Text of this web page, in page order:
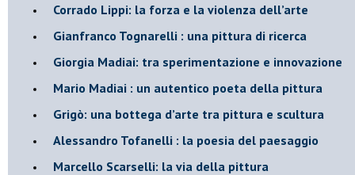
​Corrado Lippi: la forza e la violenza dell’arte
Gianfranco Tognarelli : una pittura di ricerca
Giorgia Madiai: tra sperimentazione e innovazione
Mario Madiai : un autentico poeta della pittura
Grigò: una bottega d’arte tra pittura e scultura
Alessandro Tofanelli : la poesia del paesaggio
​Marcello Scarselli: la via della pittura